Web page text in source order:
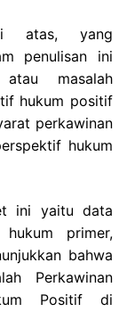
atas, yang
penulisan ini
masalah
hukum positif
perkawinan
hukum
ini yaitu data
primer,
bahwa
Perkawinan
Positif di